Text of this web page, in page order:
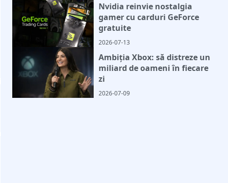
Nvidia reinvie nostalgia
gamer cu carduri GeForce
gratuite
2026-07-13
Ambiția Xbox: să distreze un
miliard de oameni în fiecare
zi
2026-07-09